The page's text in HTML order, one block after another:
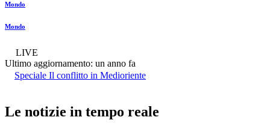
Mondo
Mondo
LIVE
Ultimo aggiornamento: un anno fa
Speciale Il conflitto in Medioriente
Le notizie in tempo reale